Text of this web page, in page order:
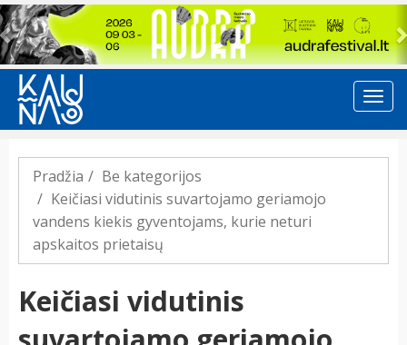
Previous
Pradžia
Be kategorijos
Keičiasi vidutinis suvartojamo geriamojo
vandens kiekis gyventojams, kurie neturi
apskaitos prietaisų
Keičiasi vidutinis